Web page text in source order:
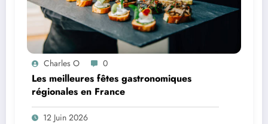
Charles O 0
Les meilleures fêtes gastronomiques
régionales en France
12 Juin 2026